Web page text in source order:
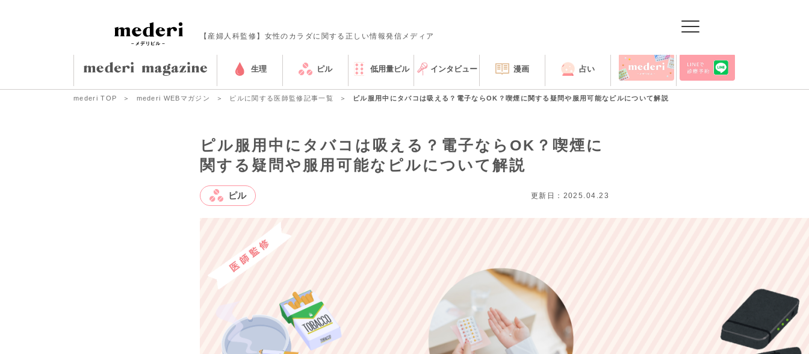
【産婦人科監修】女性のカラダに関する正しい情報発信メディア
生理 ピル 低用量ピル インタビュー 漫画 占い 出張授業
mederi TOP mederi WEBマガジン ピルに関する医師監修記事一覧 ピル服用中にタバコは吸える？電子ならOK？喫煙に関する疑問や服用可能なピルについて解説
ピル服用中にタバコは吸える？電子ならOK？喫煙に
関する疑問や服用可能なピルについて解説
ピル 更新日：2025.04.23